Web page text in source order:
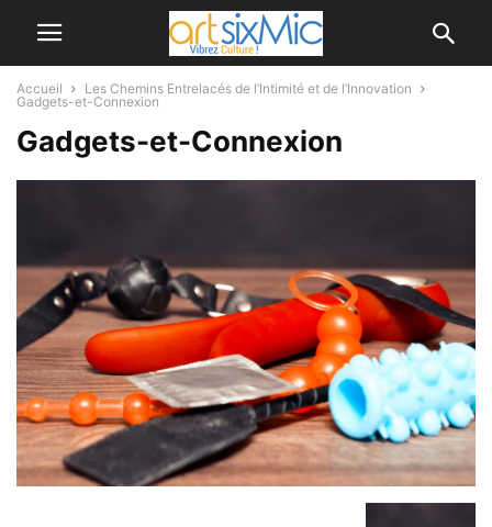
Accueil
Les Chemins Entrelacés de l’Intimité et de l’Innovation
Gadgets-et-Connexion
Gadgets-et-Connexion